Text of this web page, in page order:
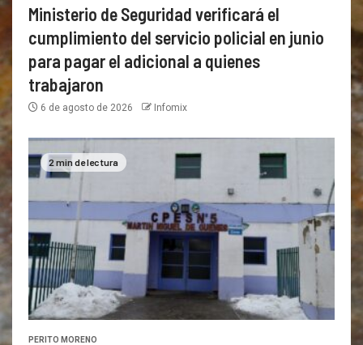
Ministerio de Seguridad verificará el
cumplimiento del servicio policial en junio
para pagar el adicional a quienes
trabajaron
6 de agosto de 2026 Infomix
2 min de lectura
PERITO MORENO